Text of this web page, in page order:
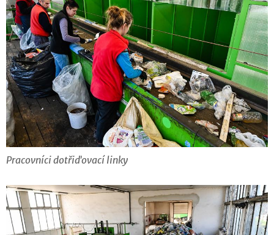
Pracovníci dotřiďovací linky